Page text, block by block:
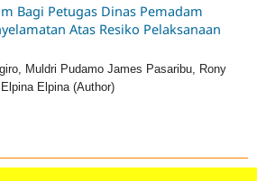
Bagi Petugas Dinas Pemadam
Atas Resiko Pelaksanaan
Muldri Pudamo James Pasaribu, Rony
Elpina (Author)